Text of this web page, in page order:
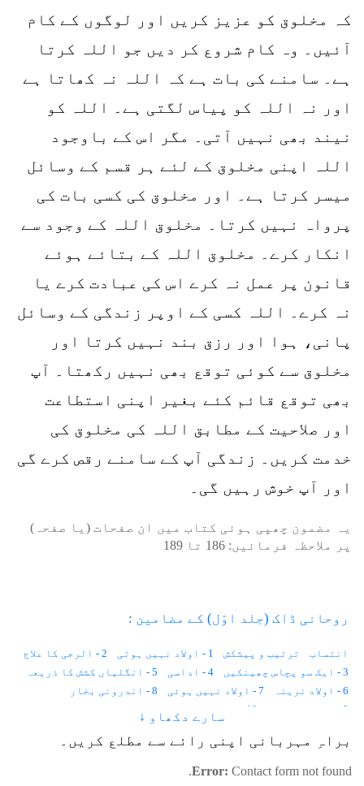
کہ مخلوق کو عزیز کریں اور لوگوں کے کام
آئیں۔ وہ کام شروع کر دیں جو اللہ کرتا
ہے۔ سامنے کی بات ہے کہ اللہ نہ کھاتا ہے
اور نہ اللہ کو پیاس لگتی ہے۔ اللہ کو
نیند بھی نہیں آتی۔ مگر اس کے باوجود
اللہ اپنی مخلوق کے لئے ہر قسم کے وسائل
میسر کرتا ہے۔ اور مخلوق کی کسی بات کی
پرواہ نہیں کرتا۔ مخلوق اللہ کے وجود سے
انکار کرے۔ مخلوق اللہ کے بتائے ہوئے
قانون پر عمل نہ کرے اس کی عبادت کرے یا
نہ کرے۔ اللہ کسی کے اوپر زندگی کے وسائل
پانی، ہوا اور رزق بند نہیں کرتا اور
مخلوق سے کوئی توقع بھی نہیں رکھتا۔ آپ
بھی توقع قائم کئے بغیر اپنی استطاعت
اور صلاحیت کے مطابق اللہ کی مخلوق کی
خدمت کریں۔ زندگی آپ کے سامنے رقص کرے گی
اور آپ خوش رہیں گی۔
یہ مضمون چھپی ہوئی کتاب میں ان صفحات (یا صفحہ)
پر ملاحظہ فرمائیں: 186 تا 189
روحانی ڈاک (جلد اوّل) کے مضامین :
انتساب ترتیب و پیشکش 1 - اولاد نہیں ہوتی
2 - الرجی کا علاج
3 - ایک سو پچاس چھینکیں
4 - اداسی
5 - انگلیاں کشش کا ذریعہ
6 - اولاد نرینہ
7 - اولاد نہیں ہوئی
8 - اندرونی بخار
9 - احساس کمتری
10 - استغناء اور کیلوریز
13 - ایب نارمل زندگی
14 - اجمیر شریف کی حاضری
16 - آنکھوں کے سامنے نقطے
سارے دکھاو ↓
براہِ مہربانی اپنی رائے سے مطلع کریں۔
Error: Contact form not found.